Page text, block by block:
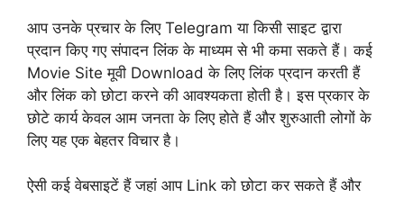
आप उनके प्रचार के लिए Telegram या किसी साइट द्वारा
प्रदान किए गए संपादन लिंक के माध्यम से भी कमा सकते हैं। कई
Movie Site मूवी Download के लिए लिंक प्रदान करती हैं
और लिंक को छोटा करने की आवश्यकता होती है। इस प्रकार के
छोटे कार्य केवल आम जनता के लिए होते हैं और शुरुआती लोगों के
लिए यह एक बेहतर विचार है।
ऐसी कई वेबसाइटें हैं जहां आप Link को छोटा कर सकते हैं और